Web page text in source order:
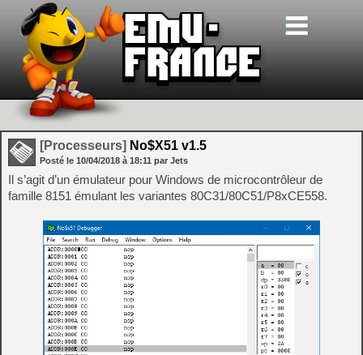
[Processeurs] No$X51 v1.5
Posté le 10/04/2018 à 18:11 par Jets
Il s’agit d’un émulateur pour Windows de microcontrôleur de
famille 8151 émulant les variantes 80C31/80C51/P8xCE558.